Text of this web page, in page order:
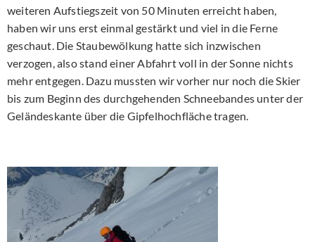
weiteren Aufstiegszeit von 50 Minuten erreicht haben,
haben wir uns erst einmal gestärkt und viel in die Ferne
geschaut. Die Staubewölkung hatte sich inzwischen
verzogen, also stand einer Abfahrt voll in der Sonne nichts
mehr entgegen. Dazu mussten wir vorher nur noch die Skier
bis zum Beginn des durchgehenden Schneebandes unter der
Geländeskante über die Gipfelhochfläche tragen.